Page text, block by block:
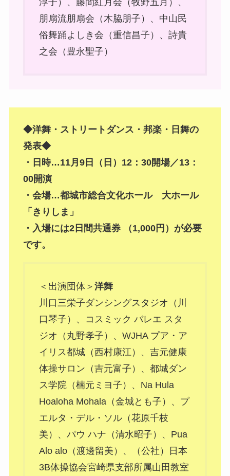
朋扇流朋扇会（木脇朋子）、中山民
俗舞踊よしき会（重信昌子）、詩貴
之会（豊永聖子）
◆洋舞・ストリートダンス・邦楽・日舞の
発表◆
・日時…11月9日（日）12：30開場／13：
00開演
・会場…都城市総合文化ホール 大ホール
「きりしま」
・入場には2日間共通券 （1,000円）が必要
です。
＜出演団体＞ 洋舞
川口三栄子ダンシングスタジオ（川
口琴子）、コスミック バレエ スタ
ジオ（丸野孝子）、WJHA プア・ア
イリス都城（西村康江）、吉元健康
体操サロン（吉元富子）、都城ダン
ス学院（楠元ミヨ子）、Na Hula
Hoaloha Mohala（金城とも子）、プ
エルタ・デル・ソル（花原千枝
美）、パウ ハナ（清水昭子）、Pua
Alo alo（渡邊留美）、（公社）日本
3B体操協会宮崎県支部所属山田教室